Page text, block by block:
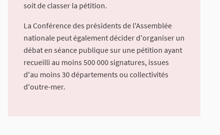
soit de classer la pétition.
La Conférence des présidents de l'Assemblée
nationale peut également décider d'organiser un
débat en séance publique sur une pétition ayant
recueilli au moins 500 000 signatures, issues
d'au moins 30 départements ou collectivités
d'outre-mer.